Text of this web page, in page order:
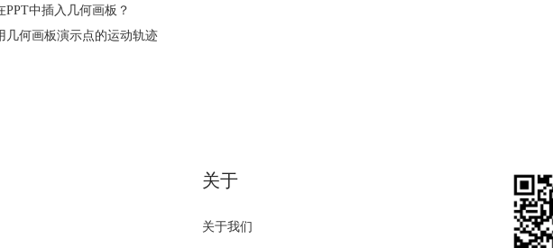
PPT中插入几何画板？
几何画板演示点的运动轨迹
关于
关于我们